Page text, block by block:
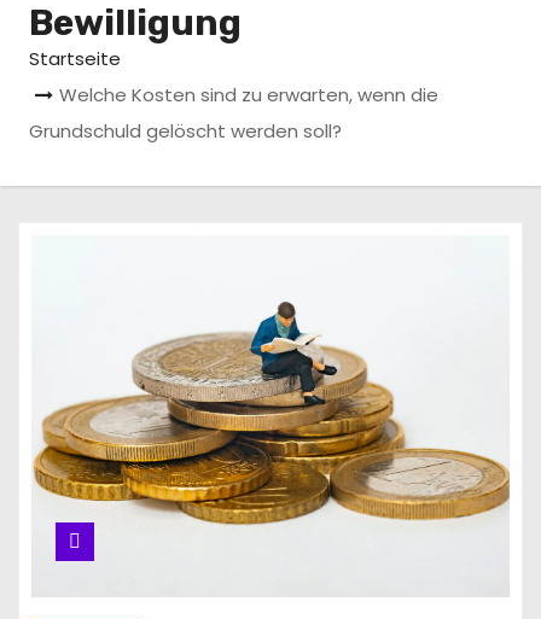
Bewilligung
Startseite
Welche Kosten sind zu erwarten, wenn die
Grundschuld gelöscht werden soll?